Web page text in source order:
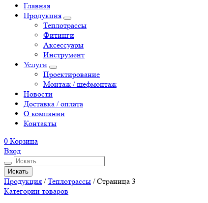
Главная
Продукция
Теплотрассы
Фитинги
Аксессуары
Инструмент
Услуги
Проектирование
Монтаж / шефмонтаж
Новости
Доставка / оплата
О компании
Контакты
0 Корзина
Вход
Искать
Продукция /Теплотрассы /Страница 3
Категории товаров